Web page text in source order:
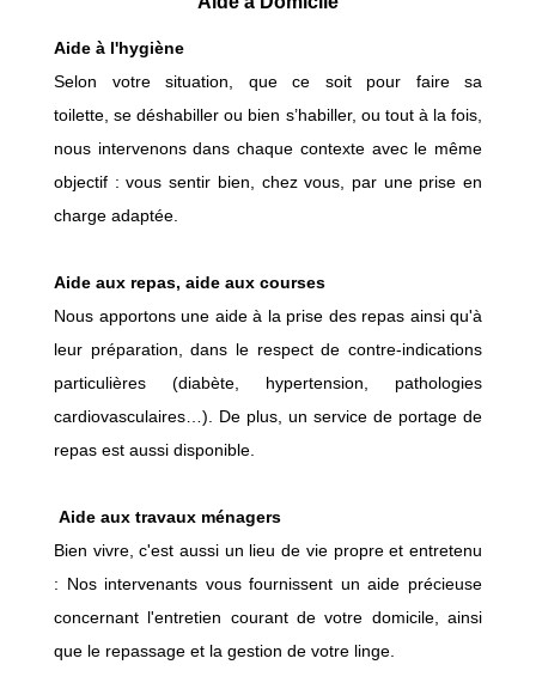
Aide à l'hygiène
Selon votre situation, que ce soit pour faire sa
toilette, se déshabiller ou bien s’habiller, ou tout à la fois,
nous intervenons dans chaque contexte avec le même
objectif : vous sentir bien, chez vous, par une prise en
charge adaptée.
Aide aux repas, aide aux courses
Nous apportons une aide à la prise des repas ainsi qu'à
leur préparation, dans le respect de contre-indications
particulières (diabète, hypertension, pathologies
cardiovasculaires…). De plus, un service de portage de
repas est aussi disponible.
Aide aux travaux ménagers
Bien vivre, c'est aussi un lieu de vie propre et entretenu
: Nos intervenants vous fournissent un aide précieuse
concernant l'entretien courant de votre domicile, ainsi
que le repassage et la gestion de votre linge.